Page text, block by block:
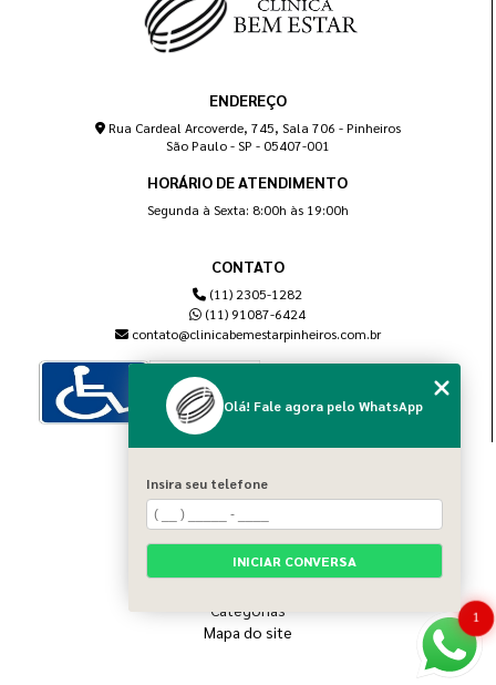
ENDEREÇO
Rua Cardeal Arcoverde, 745, Sala 706 - Pinheiros
São Paulo - SP - 05407-001
HORÁRIO DE ATENDIMENTO
Segunda à Sexta: 8:00h às 19:00h
CONTATO
(11) 2305-1282
(11) 91087-6424
contato@clinicabemestarpinheiros.com.br
Home
Sobre nós
Blog
Serviços
Categorias
Mapa do site
1
Olá! Fale agora pelo WhatsApp
Insira seu telefone
INICIAR CONVERSA